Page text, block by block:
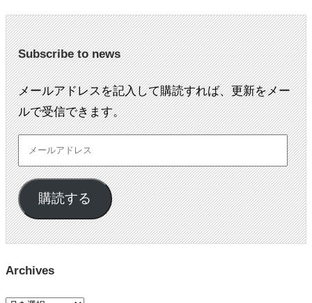
Subscribe to news
メールアドレスを記入して購読すれば、更新をメー
ルで受信できます。
購読する
Archives